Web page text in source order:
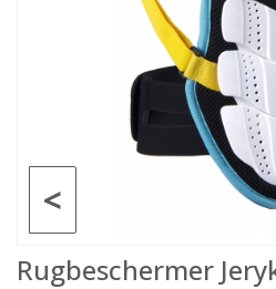
<
Rugbeschermer